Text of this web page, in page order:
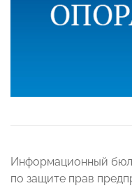
Информационный
по защите прав